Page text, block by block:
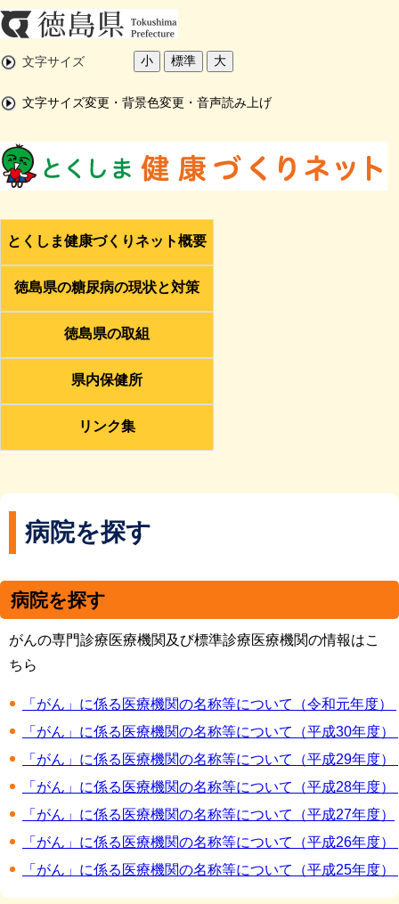
文字サイズ 小 標準 大
文字サイズ変更・背景色変更・音声読み上げ
とくしま健康づくりネット概要
徳島県の糖尿病の現状と対策
徳島県の取組
県内保健所
リンク集
病院を探す
病院を探す
がんの専門診療医療機関及び標準診療医療機関の情報はこ
ちら
「がん」に係る医療機関の名称等について（令和元年度）
「がん」に係る医療機関の名称等について（平成30年度）
「がん」に係る医療機関の名称等について（平成29年度）
「がん」に係る医療機関の名称等について（平成28年度）
「がん」に係る医療機関の名称等について（平成27年度）
「がん」に係る医療機関の名称等について（平成26年度）
「がん」に係る医療機関の名称等について（平成25年度）